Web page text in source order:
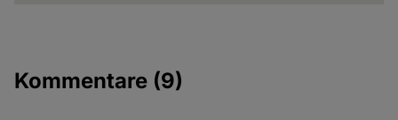
Kommentare (9)